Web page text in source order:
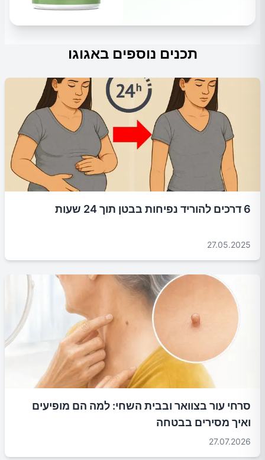
תכנים נוספים באגוגו
6 דרכים להוריד נפיחות בבטן תוך 24 שעות
27.05.2025
סרחי עור בצוואר ובבית השחי: למה הם מופיעים
ואיך מסירים בבטחה
27.07.2026